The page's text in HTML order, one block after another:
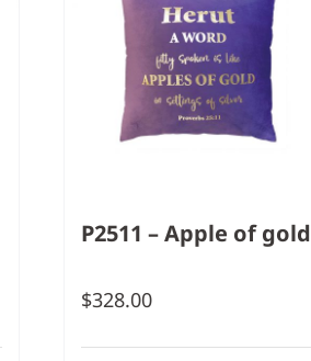
P2511 – Apple of gold
$328.00